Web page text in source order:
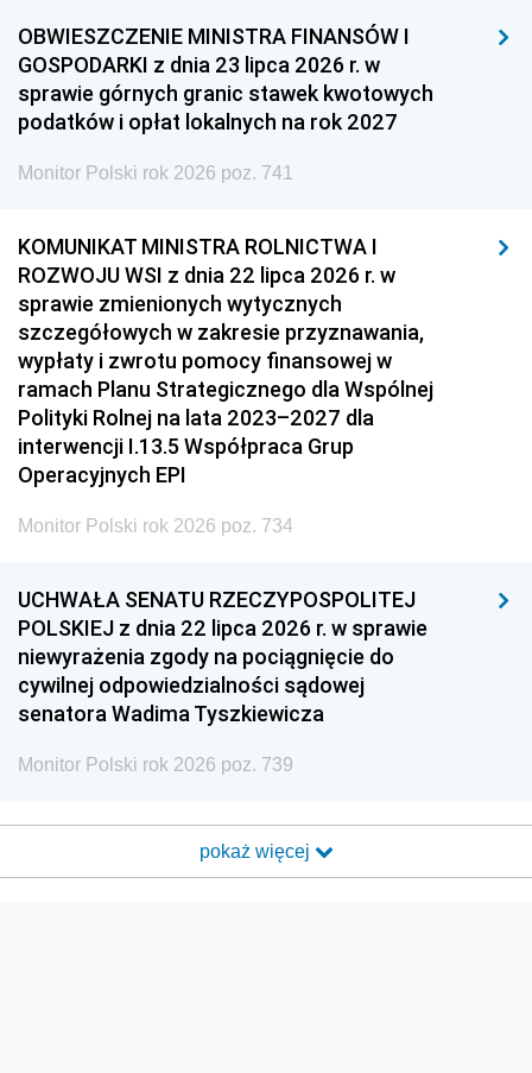
OBWIESZCZENIE MINISTRA FINANSÓW I
GOSPODARKI z dnia 23 lipca 2026 r. w
sprawie górnych granic stawek kwotowych
podatków i opłat lokalnych na rok 2027
Monitor Polski rok 2026 poz. 741
KOMUNIKAT MINISTRA ROLNICTWA I
ROZWOJU WSI z dnia 22 lipca 2026 r. w
sprawie zmienionych wytycznych
szczegółowych w zakresie przyznawania,
wypłaty i zwrotu pomocy finansowej w
ramach Planu Strategicznego dla Wspólnej
Polityki Rolnej na lata 2023–2027 dla
interwencji I.13.5 Współpraca Grup
Operacyjnych EPI
Monitor Polski rok 2026 poz. 734
UCHWAŁA SENATU RZECZYPOSPOLITEJ
POLSKIEJ z dnia 22 lipca 2026 r. w sprawie
niewyrażenia zgody na pociągnięcie do
cywilnej odpowiedzialności sądowej
senatora Wadima Tyszkiewicza
Monitor Polski rok 2026 poz. 739
pokaż więcej